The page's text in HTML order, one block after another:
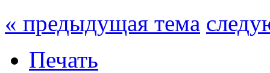
« предыдущая тема
Печать